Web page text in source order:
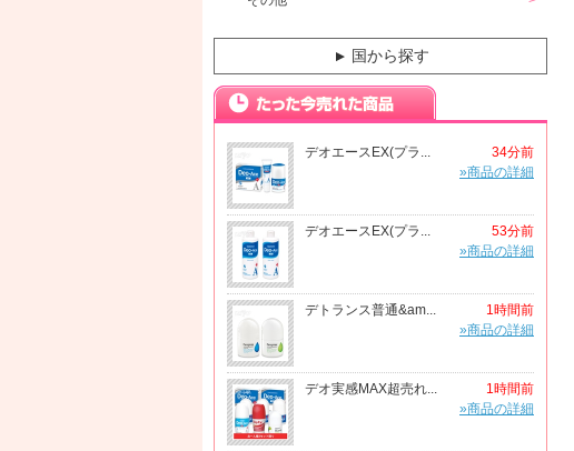
▼ 国から探す
デオエースEX(プラ...
34分前
»商品の詳細
デオエースEX(プラ...
53分前
»商品の詳細
デトランス普通&am...
1時間前
»商品の詳細
デオ実感MAX超売れ...
1時間前
»商品の詳細